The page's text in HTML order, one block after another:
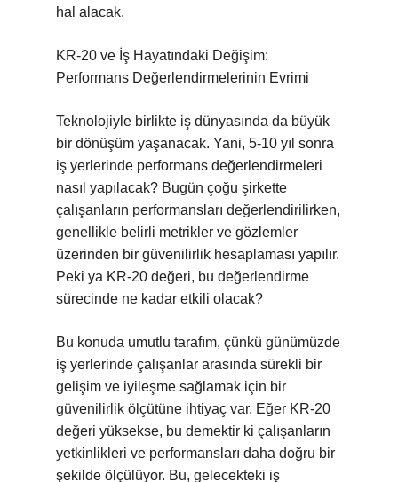
hal alacak.
KR-20 ve İş Hayatındaki Değişim:
Performans Değerlendirmelerinin Evrimi
Teknolojiyle birlikte iş dünyasında da büyük
bir dönüşüm yaşanacak. Yani, 5-10 yıl sonra
iş yerlerinde performans değerlendirmeleri
nasıl yapılacak? Bugün çoğu şirkette
çalışanların performansları değerlendirilirken,
genellikle belirli metrikler ve gözlemler
üzerinden bir güvenilirlik hesaplaması yapılır.
Peki ya KR-20 değeri, bu değerlendirme
sürecinde ne kadar etkili olacak?
Bu konuda umutlu tarafım, çünkü günümüzde
iş yerlerinde çalışanlar arasında sürekli bir
gelişim ve iyileşme sağlamak için bir
güvenilirlik ölçütüne ihtiyaç var. Eğer KR-20
değeri yüksekse, bu demektir ki çalışanların
yetkinlikleri ve performansları daha doğru bir
şekilde ölçülüyor. Bu, gelecekteki iş